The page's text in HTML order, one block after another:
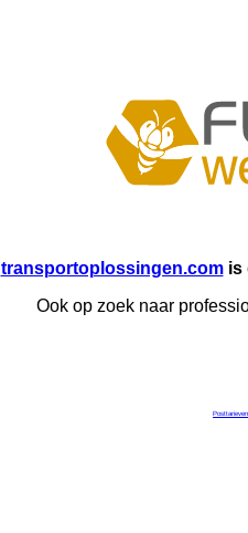
transportoplossingen.comis
Ook op zoek naar
Posttarieven